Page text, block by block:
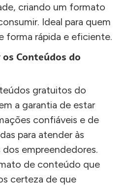
criando um formato
Ideal para quem
forma rápida e eficiente.
Conteúdos do
gratuitos do
a garantia de estar
confiáveis e de
para atender às
dos empreendedores.
de conteúdo que
certeza de que